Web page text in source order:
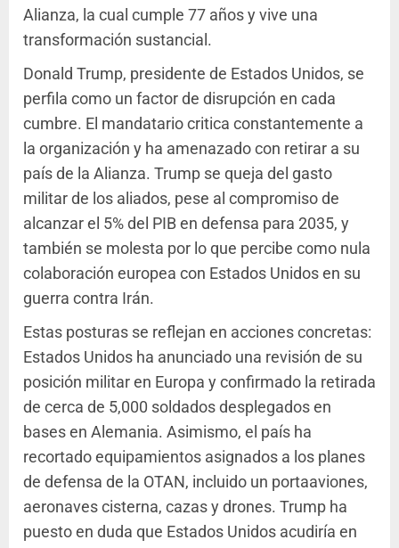
Alianza, la cual cumple 77 años y vive una
transformación sustancial.
Donald Trump, presidente de Estados Unidos, se
perfila como un factor de disrupción en cada
cumbre. El mandatario critica constantemente a
la organización y ha amenazado con retirar a su
país de la Alianza. Trump se queja del gasto
militar de los aliados, pese al compromiso de
alcanzar el 5% del PIB en defensa para 2035, y
también se molesta por lo que percibe como nula
colaboración europea con Estados Unidos en su
guerra contra Irán.
Estas posturas se reflejan en acciones concretas:
Estados Unidos ha anunciado una revisión de su
posición militar en Europa y confirmado la retirada
de cerca de 5,000 soldados desplegados en
bases en Alemania. Asimismo, el país ha
recortado equipamientos asignados a los planes
de defensa de la OTAN, incluido un portaaviones,
aeronaves cisterna, cazas y drones. Trump ha
puesto en duda que Estados Unidos acudiría en